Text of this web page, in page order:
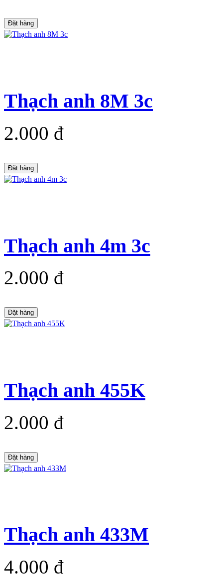
Đặt hàng
Thạch anh 8M 3c
2.000 đ
Đặt hàng
Thạch anh 4m 3c
2.000 đ
Đặt hàng
Thạch anh 455K
2.000 đ
Đặt hàng
Thạch anh 433M
4.000 đ